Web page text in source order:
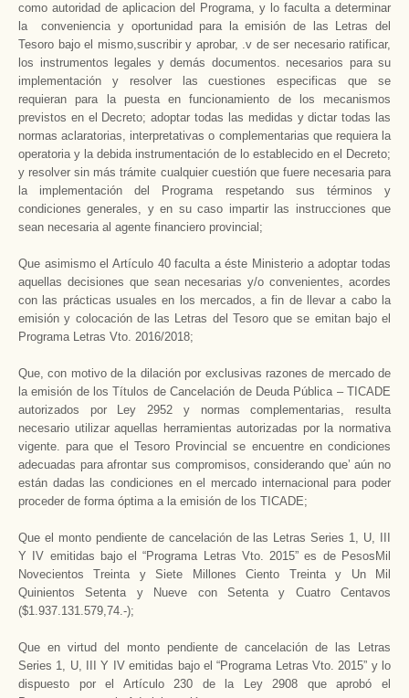
como autoridad de aplicacion del Programa, y lo faculta a determinar
la conveniencia y oportunidad para la emisión de las Letras del
Tesoro bajo el mismo,suscribir y aprobar, .v de ser necesario ratificar,
los instrumentos legales y demás documentos. necesarios para su
implementación y resolver las cuestiones especificas que se
requieran para la puesta en funcionamiento de los mecanismos
previstos en el Decreto; adoptar todas las medidas y dictar todas las
normas aclaratorias, interpretativas o complementarias que requiera la
operatoria y la debida instrumentación de lo establecido en el Decreto;
y resolver sin más trámite cualquier cuestión que fuere necesaria para
la implementación del Programa respetando sus términos y
condiciones generales, y en su caso impartir las instrucciones que
sean necesaria al agente financiero provincial;
Que asimismo el Artículo 40 faculta a éste Ministerio a adoptar todas
aquellas decisiones que sean necesarias y/o convenientes, acordes
con las prácticas usuales en los mercados, a fin de llevar a cabo la
emisión y colocación de las Letras del Tesoro que se emitan bajo el
Programa Letras Vto. 2016/2018;
Que, con motivo de la dilación por exclusivas razones de mercado de
la emisión de los Títulos de Cancelación de Deuda Pública – TICADE
autorizados por Ley 2952 y normas complementarias, resulta
necesario utilizar aquellas herramientas autorizadas por la normativa
vigente. para que el Tesoro Provincial se encuentre en condiciones
adecuadas para afrontar sus compromisos, considerando que’ aún no
están dadas las condiciones en el mercado internacional para poder
proceder de forma óptima a la emisión de los TICADE;
Que el monto pendiente de cancelación de las Letras Series 1, U, III
Y IV emitidas bajo el “Programa Letras Vto. 2015” es de PesosMil
Novecientos Treinta y Siete Millones Ciento Treinta y Un Mil
Quinientos Setenta y Nueve con Setenta y Cuatro Centavos
($1.937.131.579,74.-);
Que en virtud del monto pendiente de cancelación de las Letras
Series 1, U, III Y IV emitidas bajo el “Programa Letras Vto. 2015” y lo
dispuesto por el Artículo 230 de la Ley 2908 que aprobó el